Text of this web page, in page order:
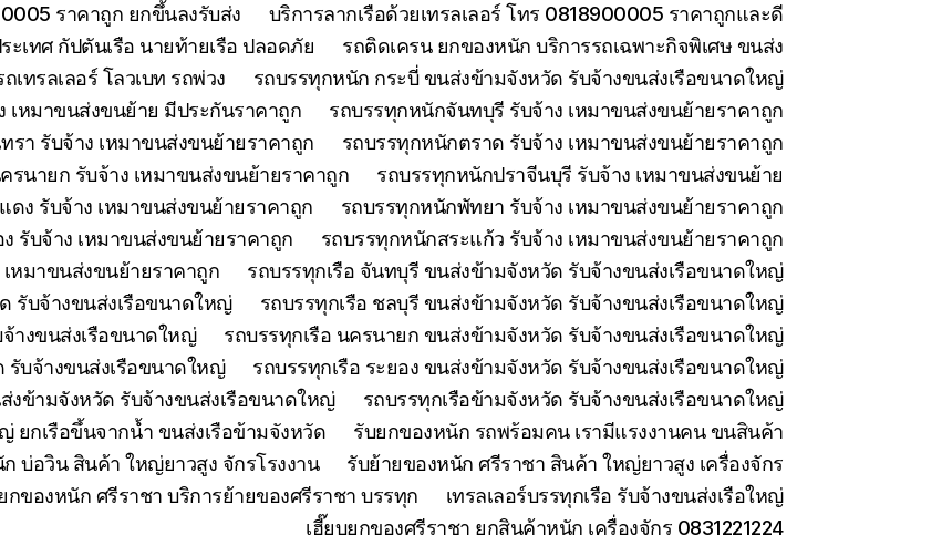
ราคาถูก ยกขึ้นลงรับส่ง
บริการลากเรือด้วยเทรลเลอร์ โทร 0818900005 ราคาถูกและดี
เทศ กัปตันเรือ นายท้ายเรือ ปลอดภัย
รถติดเครน ยกของหนัก บริการรถเฉพาะกิจพิเศษ ขนส่ง
ทรลเลอร์ โลวเบท รถพ่วง
รถบรรทุกหนัก กระบี่ ขนส่งข้ามจังหวัด รับจ้างขนส่งเรือขนาดใหญ่
เหมาขนส่งขนย้าย มีประกันราคาถูก
รถบรรทุกหนักจันทบุรี รับจ้าง เหมาขนส่งขนย้ายราคาถูก
รา รับจ้าง เหมาขนส่งขนย้ายราคาถูก
รถบรรทุกหนักตราด รับจ้าง เหมาขนส่งขนย้ายราคาถูก
รนายก รับจ้าง เหมาขนส่งขนย้ายราคาถูก
รถบรรทุกหนักปราจีนบุรี รับจ้าง เหมาขนส่งขนย้าย
ง รับจ้าง เหมาขนส่งขนย้ายราคาถูก
รถบรรทุกหนักพัทยา รับจ้าง เหมาขนส่งขนย้ายราคาถูก
รับจ้าง เหมาขนส่งขนย้ายราคาถูก
รถบรรทุกหนักสระแก้ว รับจ้าง เหมาขนส่งขนย้ายราคาถูก
หมาขนส่งขนย้ายราคาถูก
รถบรรทุกเรือ จันทบุรี ขนส่งข้ามจังหวัด รับจ้างขนส่งเรือขนาดใหญ่
รับจ้างขนส่งเรือขนาดใหญ่
รถบรรทุกเรือ ชลบุรี ขนส่งข้ามจังหวัด รับจ้างขนส่งเรือขนาดใหญ่
างขนส่งเรือขนาดใหญ่
รถบรรทุกเรือ นครนายก ขนส่งข้ามจังหวัด รับจ้างขนส่งเรือขนาดใหญ่
รับจ้างขนส่งเรือขนาดใหญ่
รถบรรทุกเรือ ระยอง ขนส่งข้ามจังหวัด รับจ้างขนส่งเรือขนาดใหญ่
งข้ามจังหวัด รับจ้างขนส่งเรือขนาดใหญ่
รถบรรทุกเรือข้ามจังหวัด รับจ้างขนส่งเรือขนาดใหญ่
ยกเรือขึ้นจากน้ำ ขนส่งเรือข้ามจังหวัด
รับยกของหนัก รถพร้อมคน เรามีแรงงานคน ขนสินค้า
บ่อวิน สินค้า ใหญ่ยาวสูง จักรโรงงาน
รับย้ายของหนัก ศรีราชา สินค้า ใหญ่ยาวสูง เครื่องจักร
กของหนัก ศรีราชา บริการย้ายของศรีราชา บรรทุก
เทรลเลอร์บรรทุกเรือ รับจ้างขนส่งเรือใหญ่
เฮี๊ยบยกของศรีราชา ยกสินค้าหนัก เครื่องจักร 0831221224